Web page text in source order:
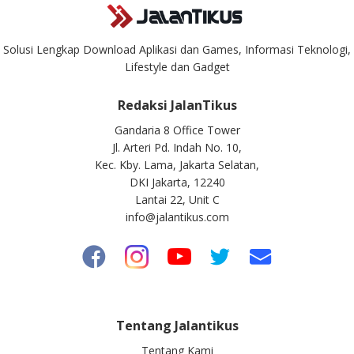
Solusi Lengkap Download Aplikasi dan Games, Informasi Teknologi,
Lifestyle dan Gadget
Redaksi JalanTikus
Gandaria 8 Office Tower
Jl. Arteri Pd. Indah No. 10,
Kec. Kby. Lama, Jakarta Selatan,
DKI Jakarta, 12240
Lantai 22, Unit C
info@jalantikus.com
Tentang Jalantikus
Tentang Kami